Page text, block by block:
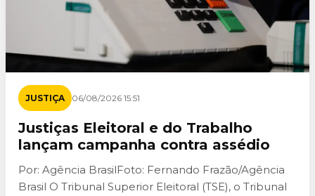
JUSTIÇA 06/08/2026 15:51
Justiças Eleitoral e do Trabalho
lançam campanha contra assédio
Por: Agência BrasilFoto: Fernando Frazão/Agência
Brasil O Tribunal Superior Eleitoral (TSE), o Tribunal